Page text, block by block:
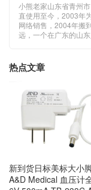
小熊老家山东省青州
直使用至今，2003年
网络销售，2004年搬
远，一个在广东的山
热点文章
新到货日标美标大小
A&D Medical 血压计